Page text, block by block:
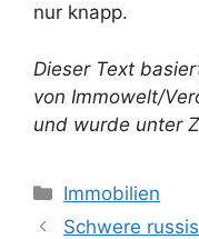
nur knapp.
Dieser Text
von Immowelt/
und wurde unter
Kategorien
Immobilien
Schwere